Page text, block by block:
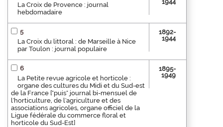
La Croix de Provence : journal
hebdomadaire
1944
5
La Croix du littoral : de Marseille à Nice
par Toulon : journal populaire
1892-
1944
6
La Petite revue agricole et horticole :
organe des cultures du Midi et du Sud-est
de la France ["puis" journal bi-mensuel de
l'horticulture, de l'agriculture et des
associations agricoles, organe officiel de la
Ligue fédérale du commerce floral et
horticole du Sud-Est]
1895-
1949